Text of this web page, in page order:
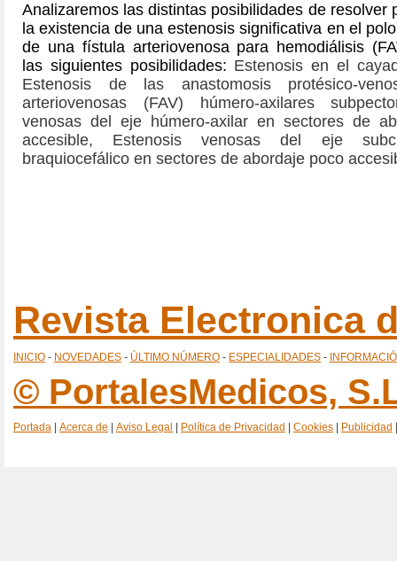
Analizaremos las distintas posibilidades de resolver
la existencia de una estenosis significativa en el
de una fístula arteriovenosa para hemodiálisis
las siguientes posibilidades: Estenosis en el
Estenosis de las anastomosis protésico-
arteriovenosas (FAV) húmero-axilares
venosas del eje húmero-axilar en sectores de
accesible, Estenosis venosas del eje
braquiocefálico en sectores de abordaje poco
Revista Electronica
INICIO - NOVEDADES - ÚLTIMO NÚMERO - ESPECIALIDADES -
© PortalesMedicos,
Portada Acerca de Aviso Legal Política de Privacidad Cookies Publicidad